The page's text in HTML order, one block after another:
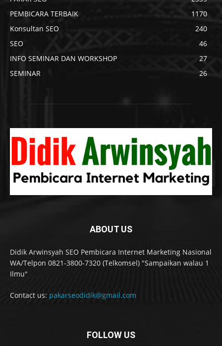
PEMBICARA TERBAIK
1170
Konsultan SEO
240
SEO
46
INFO SEMINAR DAN WORKSHOP
27
SEMINAR
26
ABOUT US
Didik Arwinsyah SEO Pembicara Internet Marketing Nasional
WA/Telpon 0821-3800-7320 (Telkomsel) "Sampaikan walau 1
Ilmu"
Contact us: pakarseodidik@gmail.com
FOLLOW US